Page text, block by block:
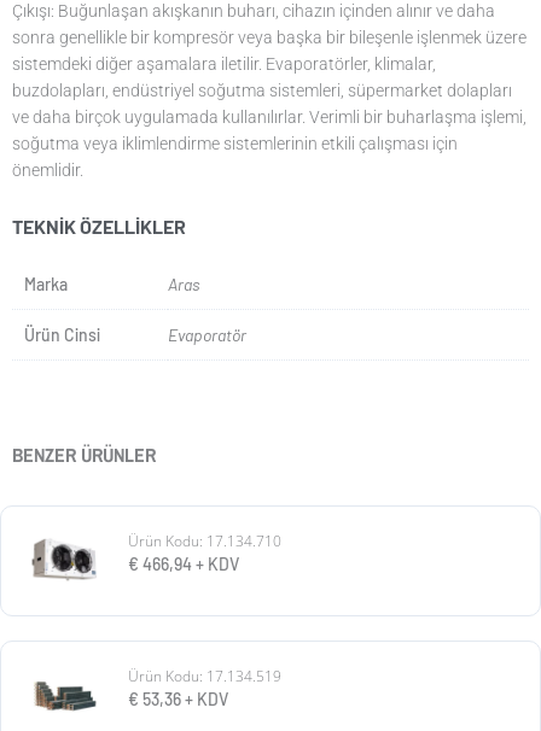
Çıkışı: Buğunlaşan akışkanın buharı, cihazın içinden alınır ve daha
sonra genellikle bir kompresör veya başka bir bileşenle işlenmek üzere
sistemdeki diğer aşamalara iletilir. Evaporatörler, klimalar,
buzdolapları, endüstriyel soğutma sistemleri, süpermarket dolapları
ve daha birçok uygulamada kullanılırlar. Verimli bir buharlaşma işlemi,
soğutma veya iklimlendirme sistemlerinin etkili çalışması için
önemlidir.
TEKNIK ÖZELLIKLER
Marka Aras
Ürün Cinsi Evaporatör
BENZER ÜRÜNLER
Ürün Kodu: 17.134.710
€ 466,94+ KDV
Ürün Kodu: 17.134.519
€ 53,36+ KDV